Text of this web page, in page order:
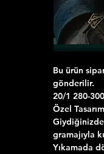
Bu ürün
gönderilir.
20/1 280-
Özel
gramajıyla
Yıkamada